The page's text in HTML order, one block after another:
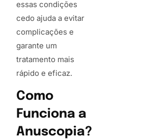
essas condições
cedo ajuda a evitar
complicações e
garante um
tratamento mais
rápido e eficaz.
Como
Funciona a
Anuscopia?